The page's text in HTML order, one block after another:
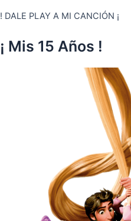
! DALE PLAY A MI CANCIÓN ¡
¡ Mis 15 Años !